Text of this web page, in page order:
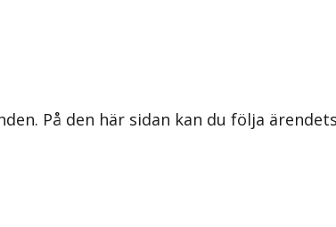
På den här sidan kan du följa